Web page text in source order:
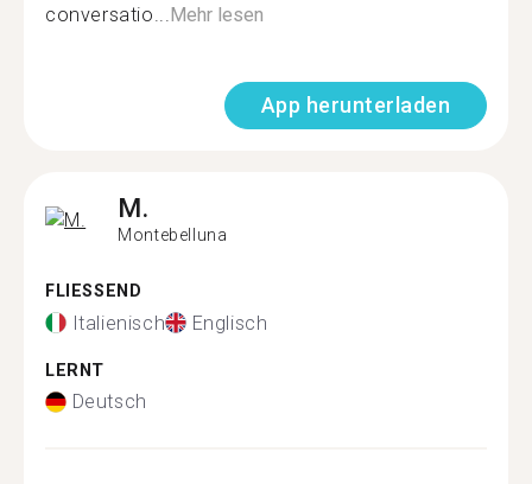
conversatio...Mehr lesen
App herunterladen
M.
Montebelluna
FLIESSEND
Italienisch Englisch
LERNT
Deutsch